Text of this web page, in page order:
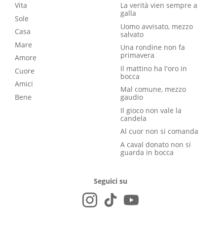
Vita
Sole
Casa
Mare
Amore
Cuore
Amici
Bene
La verità vien sempre a
galla
Uomo avvisato, mezzo
salvato
Una rondine non fa
primavera
Il mattino ha l'oro in
bocca
Mal comune, mezzo
gaudio
Il gioco non vale la
candela
Al cuor non si comanda
A caval donato non si
guarda in bocca
Seguici su